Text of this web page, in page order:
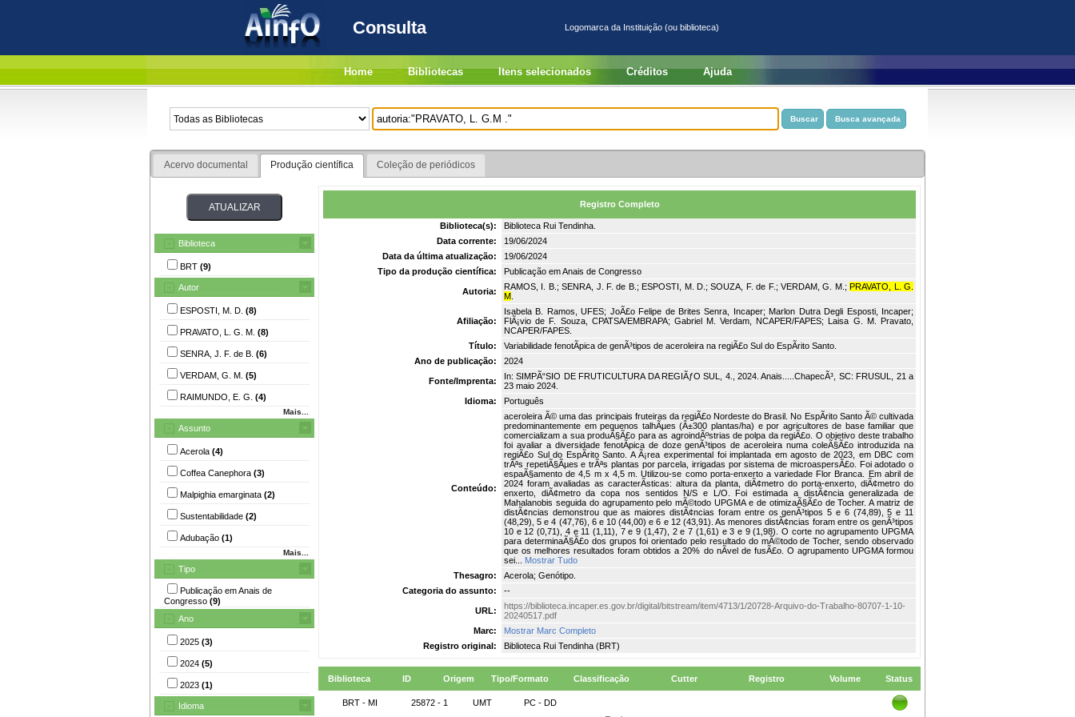
Consulta Logomarca da Instituição (ou biblioteca)
Home Bibliotecas Itens selecionados Créditos Ajuda
Acervo documental Produção científica Coleção de periódicos
Biblioteca
BRT (9)
Autor
ESPOSTI, M. D. (8)
PRAVATO, L. G. M. (8)
SENRA, J. F. de B. (6)
VERDAM, G. M. (5)
RAIMUNDO, E. G. (4)
Mais...
Assunto
Acerola (4)
Coffea Canephora (3)
Malpighia emarginata (2)
Sustentabilidade (2)
Adubação (1)
Mais...
Tipo
Publicação em Anais de
Congresso (9)
Ano
2025 (3)
2024 (5)
2023 (1)
Idioma
Registro Completo
Biblioteca(s):
Biblioteca Rui Tendinha.
Data corrente:
19/06/2024
Data da última atualização:
19/06/2024
Tipo da produção científica:
Publicação em Anais de Congresso
Autoria: RAMOS, I. B.; SENRA, J. F. de B.; ESPOSTI, M. D.; SOUZA, F. de F.; VERDAM, G. M.;PRAVATO, L. G.
M
Afiliação:
Isabela B. Ramos, UFES; JoÃ£o Felipe de Brites Senra, Incaper; Marlon Dutra Degli Esposti, Incaper;
FlÃ¡vio de F. Souza, CPATSA/EMBRAPA; Gabriel M. Verdam, NCAPER/FAPES; Laisa G. M. Pravato,
NCAPER/FAPES.
Título:
Variabilidade fenotÃ­pica de genÃ³tipos de aceroleira na regiÃ£o Sul do EspÃ­rito Santo.
Ano de publicação:
2024
Fonte/Imprenta:
In: SIMPÃ“SIO DE FRUTICULTURA DA REGIÃƒO SUL, 4., 2024. Anais.....ChapecÃ³, SC: FRUSUL, 21 a
23 maio 2024.
Idioma:
Português
Conteúdo:
aceroleira Ã© uma das principais fruteiras da regiÃ£o Nordeste do Brasil. No EspÃ­rito Santo Ã© cultivada
predominantemente em pequenos talhÃµes (Â±300 plantas/ha) e por agricultores de base familiar que
comercializam a sua produÃ§Ã£o para as agroindÃºstrias de polpa da regiÃ£o. O objetivo deste trabalho
foi avaliar a diversidade fenotÃ­pica de doze genÃ³tipos de aceroleira numa coleÃ§Ã£o introduzida na
regiÃ£o Sul do EspÃ­rito Santo. A Ã¡rea experimental foi implantada em agosto de 2023, em DBC com
trÃªs repetiÃ§Ãµes e trÃªs plantas por parcela, irrigadas por sistema de microaspersÃ£o. Foi adotado o
espaÃ§amento de 4,5 m x 4,5 m. Utilizou-se como porta-enxerto a variedade Flor Branca. Em abril de
2024 foram avaliadas as caracterÃ­sticas: altura da planta, diÃ¢metro do porta-enxerto, diÃ¢metro do
enxerto, diÃ¢metro da copa nos sentidos N/S e L/O. Foi estimada a distÃ¢ncia generalizada de
Mahalanobis seguida do agrupamento pelo mÃ©todo UPGMA e de otimizaÃ§Ã£o de Tocher. A matriz de
distÃ¢ncias demonstrou que as maiores distÃ¢ncias foram entre os genÃ³tipos 5 e 6 (74,89), 5 e 11
(48,29), 5 e 4 (47,76), 6 e 10 (44,00) e 6 e 12 (43,91). As menores distÃ¢ncias foram entre os genÃ³tipos
10 e 12 (0,71), 4 e 11 (1,11), 7 e 9 (1,47), 2 e 7 (1,61) e 3 e 9 (1,98). O corte no agrupamento UPGMA
para determinaÃ§Ã£o dos grupos foi orientado pelo resultado do mÃ©todo de Tocher, sendo observado
que os melhores resultados foram obtidos a 20% do nÃ­vel de fusÃ£o. O agrupamento UPGMA formou
sei... Mostrar Tudo
Thesagro:
Acerola; Genótipo.
Categoria do assunto:
--
URL:
https://biblioteca.incaper.es.gov.br/digital/bitstream/item/4713/1/20728-Arquivo-do-Trabalho-80707-1-10-
20240517.pdf
Marc:
Mostrar Marc Completo
Registro original:
Biblioteca Rui Tendinha (BRT)
Biblioteca ID Origem Tipo/Formato Classificação Cutter Registro Volume Status
BRT - MI 25872 - 1 UMT PC - DD